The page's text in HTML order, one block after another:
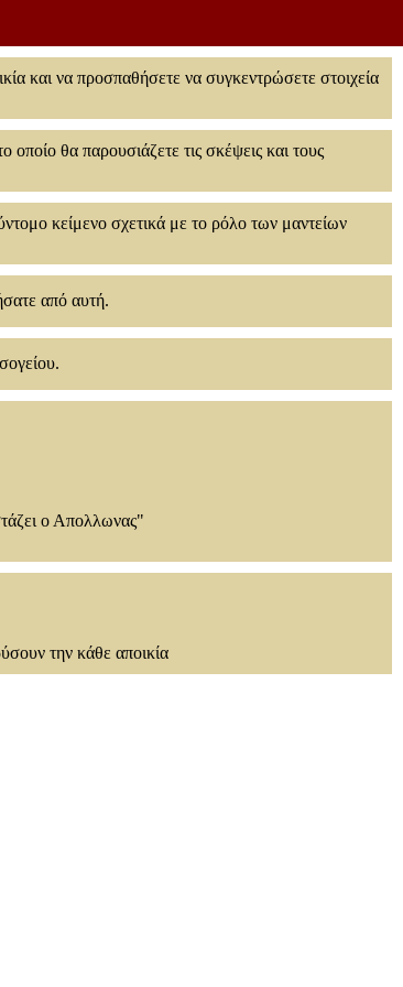
και να προσπαθήσετε να συγκεντρώσετε στοιχεία
θα παρουσιάζετε τις σκέψεις και τους
κείμενο σχετικά με το ρόλο των μαντείων
από αυτή.
ο Απολλωνας"
την κάθε αποικία